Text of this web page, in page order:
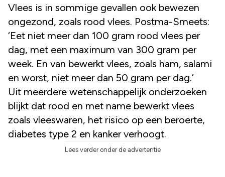
Vlees is in sommige gevallen ook bewezen
ongezond, zoals rood vlees. Postma-Smeets:
‘Eet niet meer dan 100 gram rood vlees per
dag, met een maximum van 300 gram per
week. En van bewerkt vlees, zoals ham, salami
en worst, niet meer dan 50 gram per dag.’
Uit meerdere wetenschappelijk onderzoeken
blijkt dat ​rood en met name bewerkt vlees
zoals vleeswaren, het risico op een beroerte,
diabetes type 2 en kanker verhoogt.
Lees verder onder de advertentie